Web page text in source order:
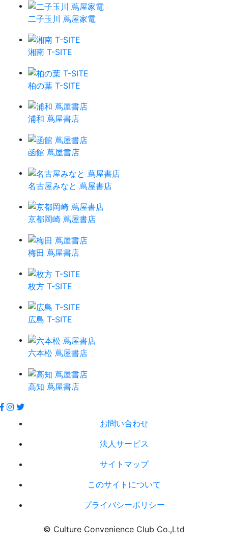
二子玉川 蔦屋家電
湘南 T-SITE
柏の葉 T-SITE
浦和 蔦屋書店
函館 蔦屋書店
名古屋みなと 蔦屋書店
京都岡崎 蔦屋書店
梅田 蔦屋書店
枚方 T-SITE
広島 T-SITE
六本松 蔦屋書店
高知 蔦屋書店
お問い合わせ
法人サービス
サイトマップ
このサイトについて
プライバシーポリシー
© Culture Convenience Club Co.,Ltd